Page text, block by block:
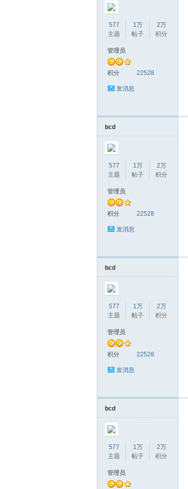
577
主题
1万
帖子
2万
积分
管理员
积分 22528
发消息
bcd
577
主题
1万
帖子
2万
积分
管理员
积分 22528
发消息
bcd
577
主题
1万
帖子
2万
积分
管理员
积分 22528
发消息
bcd
577
主题
1万
帖子
2万
积分
管理员